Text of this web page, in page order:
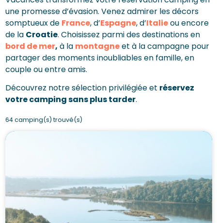
une promesse d’évasion. Venez admirer les décors
somptueux de France, d’Espagne, d’Italieou encore
de la Croatie. Choisissez parmi des destinations en
bord de mer, à la montagneet à la campagne pour
partager des moments inoubliables en famille, en
couple ou entre amis.
Découvrez notre sélection privilégiée et réservez
votre camping sans plus tarder.
64 camping(s) trouvé(s)